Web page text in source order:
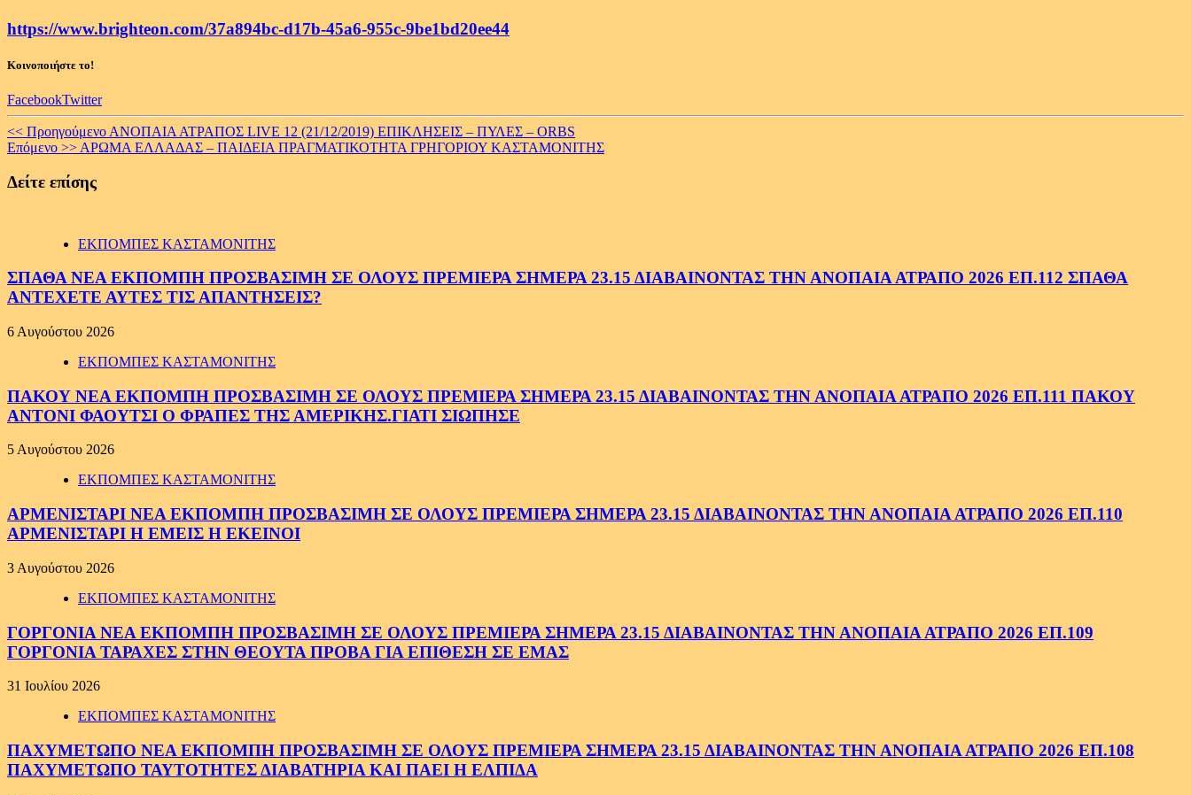
https://www.brighteon.com/37a894bc-d17b-45a6-955c-9be1bd20ee44
Κοινοποιήστε το!
FacebookTwitter
Continue
Reading
<< Προηγούμενο ΑΝΟΠΑΙΑ ΑΤΡΑΠΟΣ LIVE 12 (21/12/2019) ΕΠΙΚΛΗΣΕΙΣ – ΠΥΛΕΣ – ORBS
Επόμενο >> ΑΡΩΜΑ ΕΛΛΑΔΑΣ – ΠΑΙΔΕΙΑ ΠΡΑΓΜΑΤΙΚΟΤΗΤΑ ΓΡΗΓΟΡΙΟΥ ΚΑΣΤΑΜΟΝΙΤΗΣ
Δείτε επίσης
ΕΚΠΟΜΠΕΣ ΚΑΣΤΑΜΟΝΙΤΗΣ
ΣΠΑΘΑ ΝΕΑ ΕΚΠΟΜΠΗ ΠΡΟΣΒΑΣΙΜΗ ΣΕ ΟΛΟΥΣ ΠΡΕΜΙΕΡΑ ΣΗΜΕΡΑ 23.15 ΔΙΑΒΑΙΝΟΝΤΑΣ ΤΗΝ ΑΝΟΠΑΙΑ ΑΤΡΑΠΟ 2026 ΕΠ.112 ΣΠΑΘΑ
ΑΝΤΕΧΕΤΕ ΑΥΤΕΣ ΤΙΣ ΑΠΑΝΤΗΣΕΙΣ?
6 Αυγούστου 2026
ΕΚΠΟΜΠΕΣ ΚΑΣΤΑΜΟΝΙΤΗΣ
ΠΑΚΟΥ ΝΕΑ ΕΚΠΟΜΠΗ ΠΡΟΣΒΑΣΙΜΗ ΣΕ ΟΛΟΥΣ ΠΡΕΜΙΕΡΑ ΣΗΜΕΡΑ 23.15 ΔΙΑΒΑΙΝΟΝΤΑΣ ΤΗΝ ΑΝΟΠΑΙΑ ΑΤΡΑΠΟ 2026 ΕΠ.111 ΠΑΚΟΥ
ΑΝΤΟΝΙ ΦΑΟΥΤΣΙ Ο ΦΡΑΠΕΣ ΤΗΣ ΑΜΕΡΙΚΗΣ.ΓΙΑΤΙ ΣΙΩΠΗΣΕ
5 Αυγούστου 2026
ΕΚΠΟΜΠΕΣ ΚΑΣΤΑΜΟΝΙΤΗΣ
ΑΡΜΕΝΙΣΤΑΡΙ ΝΕΑ ΕΚΠΟΜΠΗ ΠΡΟΣΒΑΣΙΜΗ ΣΕ ΟΛΟΥΣ ΠΡΕΜΙΕΡΑ ΣΗΜΕΡΑ 23.15 ΔΙΑΒΑΙΝΟΝΤΑΣ ΤΗΝ ΑΝΟΠΑΙΑ ΑΤΡΑΠΟ 2026 ΕΠ.110
ΑΡΜΕΝΙΣΤΑΡΙ Η ΕΜΕΙΣ Η ΕΚΕΙΝΟΙ
3 Αυγούστου 2026
ΕΚΠΟΜΠΕΣ ΚΑΣΤΑΜΟΝΙΤΗΣ
ΓΟΡΓΟΝΙΑ ΝΕΑ ΕΚΠΟΜΠΗ ΠΡΟΣΒΑΣΙΜΗ ΣΕ ΟΛΟΥΣ ΠΡΕΜΙΕΡΑ ΣΗΜΕΡΑ 23.15 ΔΙΑΒΑΙΝΟΝΤΑΣ ΤΗΝ ΑΝΟΠΑΙΑ ΑΤΡΑΠΟ 2026 ΕΠ.109
ΓΟΡΓΟΝΙΑ ΤΑΡΑΧΕΣ ΣΤΗΝ ΘΕΟΥΤΑ ΠΡΟΒΑ ΓΙΑ ΕΠΙΘΕΣΗ ΣΕ ΕΜΑΣ
31 Ιουλίου 2026
ΕΚΠΟΜΠΕΣ ΚΑΣΤΑΜΟΝΙΤΗΣ
ΠΑΧΥΜΕΤΩΠΟ ΝΕΑ ΕΚΠΟΜΠΗ ΠΡΟΣΒΑΣΙΜΗ ΣΕ ΟΛΟΥΣ ΠΡΕΜΙΕΡΑ ΣΗΜΕΡΑ 23.15 ΔΙΑΒΑΙΝΟΝΤΑΣ ΤΗΝ ΑΝΟΠΑΙΑ ΑΤΡΑΠΟ 2026 ΕΠ.108
ΠΑΧΥΜΕΤΩΠΟ ΤΑΥΤΟΤΗΤΕΣ ΔΙΑΒΑΤΗΡΙΑ ΚΑΙ ΠΑΕΙ Η ΕΛΠΙΔΑ